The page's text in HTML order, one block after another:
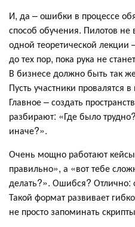
И, да – ошибки в процессе
способ обучения. Пилотов
одной теоретической лекции
до тех пор, пока рука не
В бизнесе должно быть так
Пусть участники провалятся
Главное – создать
разбирают: «Где было
иначе?».
Очень мощно работают
правильно», а «вот тебе
делать?». Ошибся? Отлично:
Такой формат развивает
не просто запоминать